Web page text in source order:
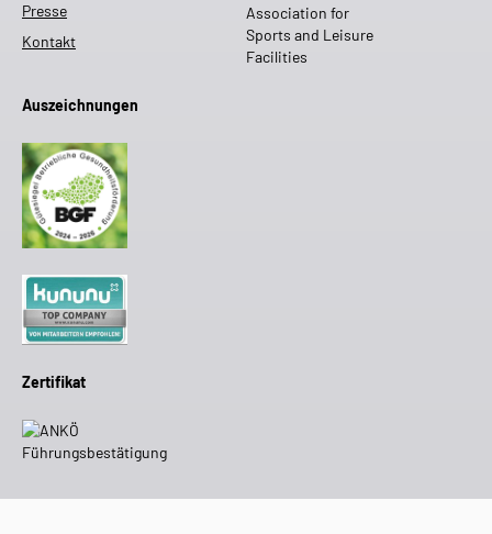
Presse
Kontakt
Auszeichnungen
Zertifikat